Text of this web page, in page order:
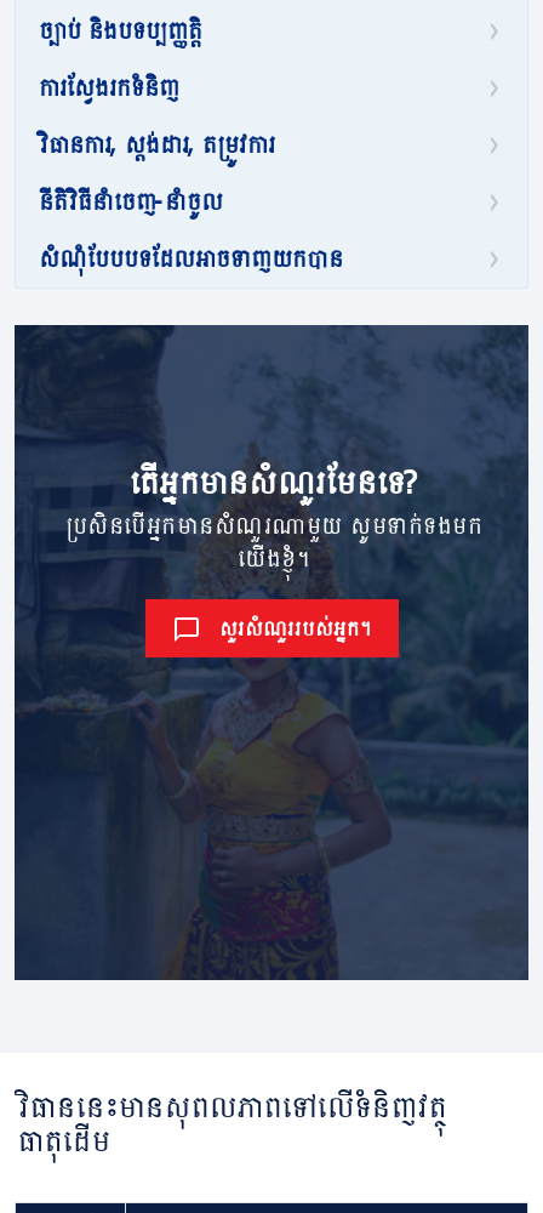
ច្បាប់ និងបទប្បញ្ញត្តិ
ការស្វែងរកទំនិញ
វិធានការ, ស្តង់ដារ, តម្រូវការ
នីតិវិធីនាំចេញ-នាំចូល
សំណុំបែបបទដែលអាចទាញយកបាន
តើ​អ្នក​មាន​សំណួរ​មែនទេ?
ប្រសិនបើអ្នកមានសំណួរណាមួយ សូមទាក់ទងមក
យើងខ្ញុំ។
សួរសំណួររបស់អ្នក។
វិធាននេះមានសុពលភាពទៅលើទំនិញវត្ថុ
ធាតុដើម